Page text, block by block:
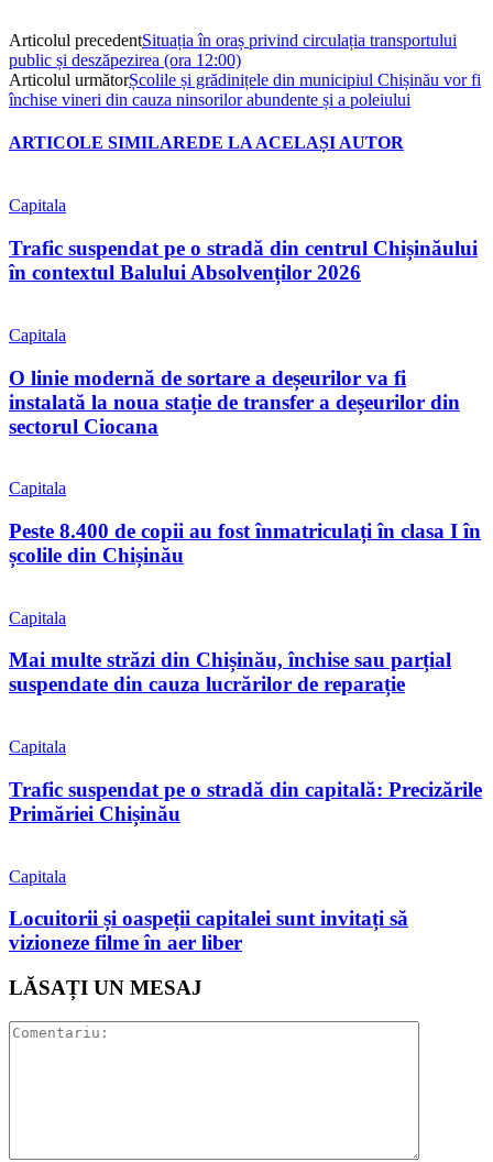
Articolul precedentSituația în oraș privind circulația transportului
public și deszăpezirea (ora 12:00)
Articolul următorȘcolile și grădinițele din municipiul Chișinău vor fi
închise vineri din cauza ninsorilor abundente și a poleiului
ARTICOLE SIMILAREDE LA ACELAȘI AUTOR
Capitala
Trafic suspendat pe o stradă din centrul Chișinăului
în contextul Balului Absolvenților 2026
Capitala
O linie modernă de sortare a deșeurilor va fi
instalată la noua stație de transfer a deșeurilor din
sectorul Ciocana
Capitala
Peste 8.400 de copii au fost înmatriculați în clasa I în
școlile din Chișinău
Capitala
Mai multe străzi din Chișinău, închise sau parțial
suspendate din cauza lucrărilor de reparație
Capitala
Trafic suspendat pe o stradă din capitală: Precizările
Primăriei Chișinău
Capitala
Locuitorii și oaspeții capitalei sunt invitați să
vizioneze filme în aer liber
LĂSAȚI UN MESAJ